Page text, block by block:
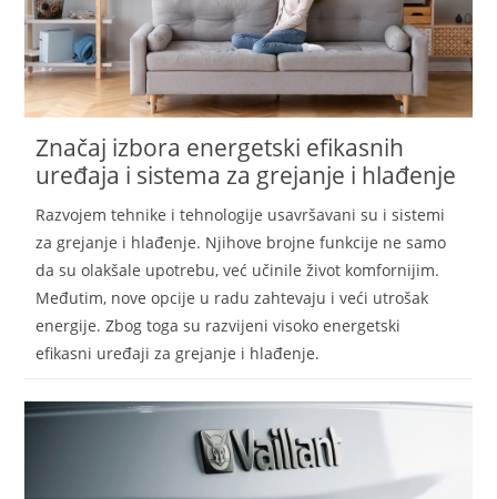
Značaj izbora energetski efikasnih
uređaja i sistema za grejanje i hlađenje
Razvojem tehnike i tehnologije usavršavani su i sistemi
za grejanje i hlađenje. Njihove brojne funkcije ne samo
da su olakšale upotrebu, već učinile život komfornijim.
Međutim, nove opcije u radu zahtevaju i veći utrošak
energije. Zbog toga su razvijeni visoko energetski
efikasni uređaji za grejanje i hlađenje.